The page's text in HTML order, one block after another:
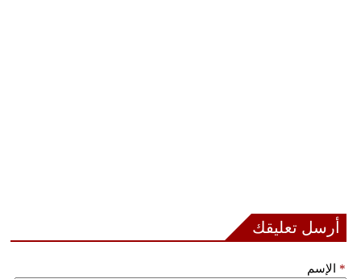
أرسل تعليقك
الإسم *